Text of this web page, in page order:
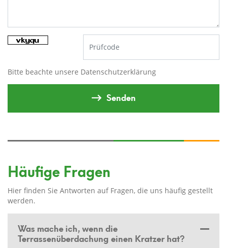
Bitte beachte unsere Datenschutzerklärung
Senden
Häufige Fragen
Hier finden Sie Antworten auf Fragen, die uns häufig gestellt
werden.
Was mache ich, wenn die
Terrassenüberdachung einen Kratzer hat?
Melde dich jetzt zu unserem Newsletter an
Gutscheinab einem Einkaufswert von 250€.